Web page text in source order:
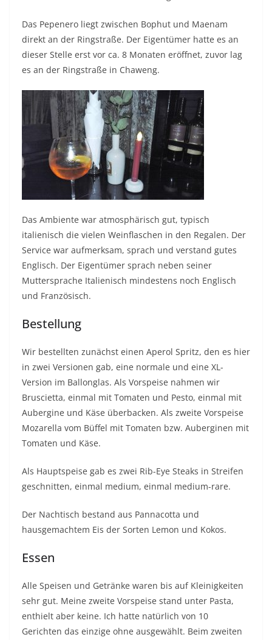
Das Pepenero liegt zwischen Bophut und Maenam
direkt an der Ringstraße. Der Eigentümer hatte es an
dieser Stelle erst vor ca. 8 Monaten eröffnet, zuvor lag
es an der Ringstraße in Chaweng.
Das Ambiente war atmosphärisch gut, typisch
italienisch die vielen Weinflaschen in den Regalen. Der
Service war aufmerksam, sprach und verstand gutes
Englisch. Der Eigentümer sprach neben seiner
Muttersprache Italienisch mindestens noch Englisch
und Französisch.
Bestellung
Wir bestellten zunächst einen Aperol Spritz, den es hier
in zwei Versionen gab, eine normale und eine XL-
Version im Ballonglas. Als Vorspeise nahmen wir
Bruscietta, einmal mit Tomaten und Pesto, einmal mit
Aubergine und Käse überbacken. Als zweite Vorspeise
Mozarella vom Büffel mit Tomaten bzw. Auberginen mit
Tomaten und Käse.
Als Hauptspeise gab es zwei Rib-Eye Steaks in Streifen
geschnitten, einmal medium, einmal medium-rare.
Der Nachtisch bestand aus Pannacotta und
hausgemachtem Eis der Sorten Lemon und Kokos.
Essen
Alle Speisen und Getränke waren bis auf Kleinigkeiten
sehr gut. Meine zweite Vorspeise stand unter Pasta,
enthielt aber keine. Ich hatte natürlich von 10
Gerichten das einzige ohne ausgewählt. Beim zweiten